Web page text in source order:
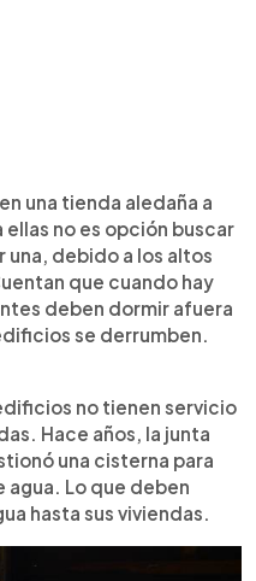
una tienda aledaña a
no es opción buscar
una, debido a los altos
que cuando hay
deben dormir afuera
se derrumben.
no tienen servicio
Hace años, la junta
una cisterna para
Lo que deben
hasta sus viviendas.